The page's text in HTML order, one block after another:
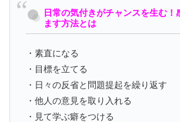
日常の気付きがチャンスを生む！
ます方法とは
・素直になる
・目標を立てる
・日々の反省と問題提起を繰り返す
・他人の意見を取り入れる
・見て学ぶ癖をつける